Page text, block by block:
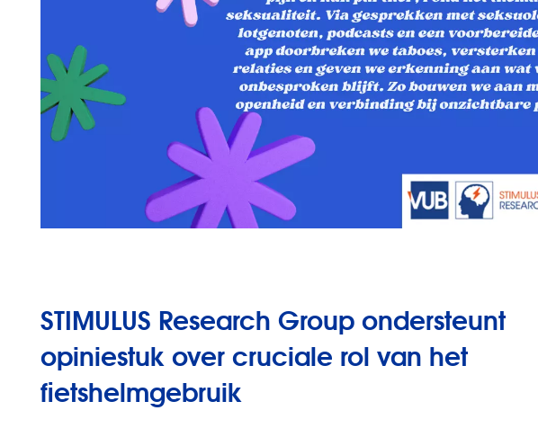
STIMULUS Research Group ondersteunt
opiniestuk over cruciale rol van het
fietshelmgebruik